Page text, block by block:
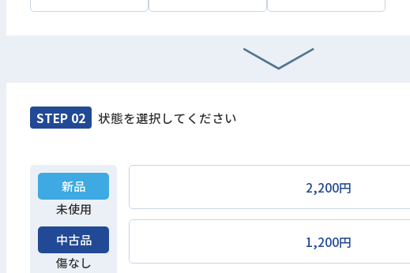
STEP 02 状態を選択してください
新品
未使用
中古品
傷なし
2,200円
1,200円